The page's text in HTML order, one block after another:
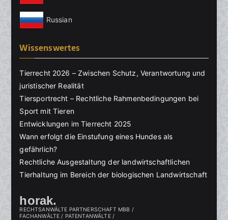
Russian
Wissenswertes
Tierrecht 2026 – Zwischen Schutz, Verantwortung und
juristischer Realität
Tiersportrecht – Rechtliche Rahmenbedingungen bei
Sport mit Tieren
Entwicklungen im Tierrecht 2025
Wann erfolgt die Einstufung eines Hundes als
gefährlich?
Rechtliche Ausgestaltung der landwirtschaftlichen
Tierhaltung im Bereich der biologischen Landwirtschaft
horak.
RECHTSANWÄLTE PARTNERSCHAFT MBB /
FACHANWÄLTE / PATENTANWÄLTE /